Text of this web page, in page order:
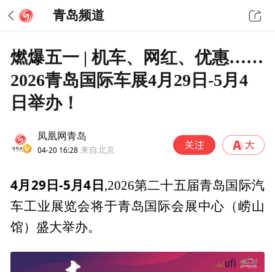
青岛频道
燃爆五一 | 机车、网红、优惠……
2026青岛国际车展4月29日-5月4
日举办！
凤凰网青岛
04-20 16:28 来自北京
4月29日-5月4日,2026第二十五届青岛国际汽
车工业展览会将于青岛国际会展中心（崂山
馆）盛大举办。